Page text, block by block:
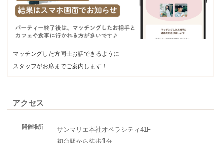
マッチングした方同士お話できるように
スタッフがお席までご案内します！
アクセス
開催場所
サンマリエ本社オペラシティ41F
初台駅から徒歩1分